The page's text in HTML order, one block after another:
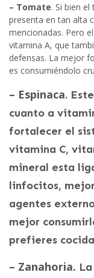
– Tomate. Si bien
presenta en tan alta
mencionadas. Pero
vitamina A, que
defensas. La mejor
es consumiéndolo
– Espinaca.
cuanto a
fortalecer el
vitamina C,
mineral esta
linfocitos,
agentes
mejor
prefieres
– Zanahoria.